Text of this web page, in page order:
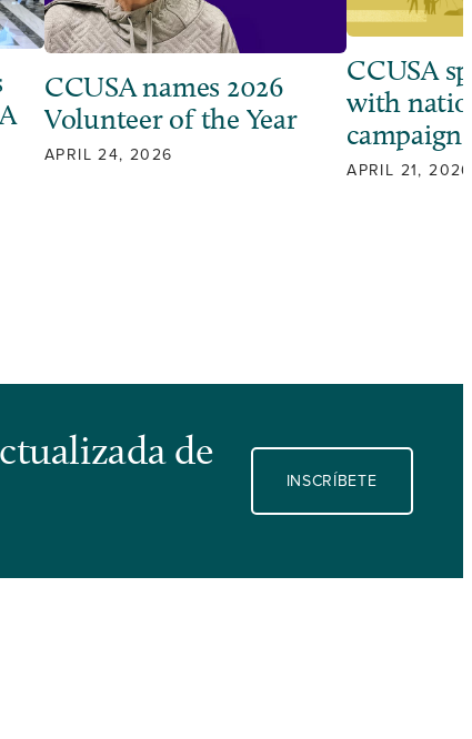
CCUSA names 2026
Volunteer of the Year
APRIL 24, 2026
CCUSA
with
campaign
APRIL 21, 2026
de
INSCRÍBETE